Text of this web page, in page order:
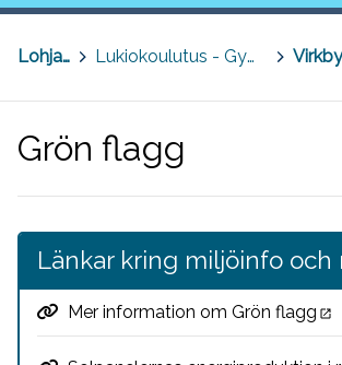
Lohja, Lojo Lukiokoulutus - Gymnasieutbildning
Grön flagg
Länkar kring miljöinfo
Mer information om Grön flagg